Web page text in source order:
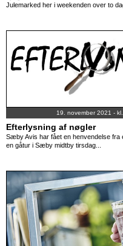
Julemarked her i weekenden over to
19. november 2021 -
Efterlysning af nøgler
Sæby Avis har fået en henvendelse
en gåtur i Sæby midtby tirsdag...